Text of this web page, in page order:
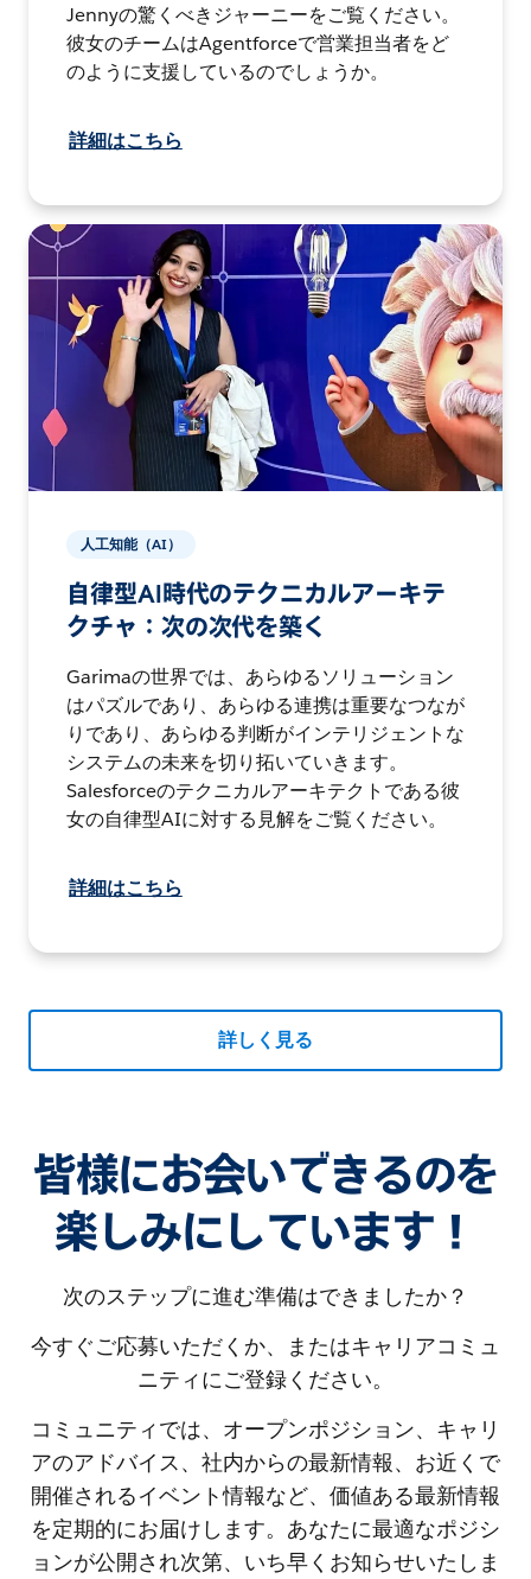
Jennyの驚くべきジャーニーをご覧ください。
彼女のチームはAgentforceで営業担当者をど
のように支援しているのでしょうか。
詳細はこちら
人工知能（AI）
自律型AI時代のテクニカルアーキテ
クチャ：次の次代を築く
Garimaの世界では、あらゆるソリューション
はパズルであり、あらゆる連携は重要なつなが
りであり、あらゆる判断がインテリジェントな
システムの未来を切り拓いていきます。
Salesforceのテクニカルアーキテクトである彼
女の自律型AIに対する見解をご覧ください。
詳細はこちら
詳しく見る
皆様にお会いできるのを
楽しみにしています！
次のステップに進む準備はできましたか？
今すぐご応募いただくか、またはキャリアコミュ
ニティにご登録ください。
コミュニティでは、オープンポジション、キャリ
アのアドバイス、社内からの最新情報、お近くで
開催されるイベント情報など、価値ある最新情報
を定期的にお届けします。あなたに最適なポジシ
ョンが公開され次第、いち早くお知らせいたしま